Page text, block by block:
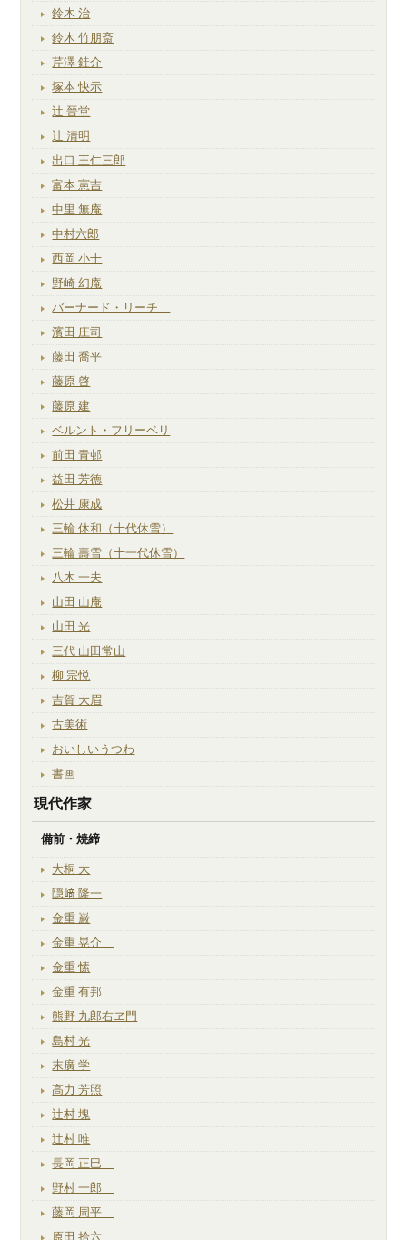
鈴木 治
鈴木 竹朋斎
芹澤 銈介
塚本 快示
辻 晉堂
辻 清明
出口 王仁三郎
富本 憲吉
中里 無庵
中村六郎
西岡 小十
野崎 幻庵
バーナード・リーチ
濱田 庄司
藤田 喬平
藤原 啓
藤原 建
ベルント・フリーベリ
前田 青邨
益田 芳徳
松井 康成
三輪 休和（十代休雪）
三輪 壽雪（十一代休雪）
八木 一夫
山田 山庵
山田 光
三代 山田常山
柳 宗悦
吉賀 大眉
古美術
おいしいうつわ
書画
現代作家
備前・焼締
大桐 大
隠﨑 隆一
金重 巌
金重 晃介
金重 愫
金重 有邦
熊野 九郎右ヱ門
島村 光
末廣 学
高力 芳照
辻村 塊
辻村 唯
長岡 正巳
野村 一郎
藤岡 周平
原田 拾六